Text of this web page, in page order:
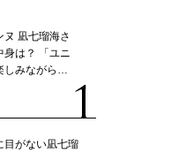
ヌ 凪七瑠海さ
身は？ 「ユニ
しみながら…
目がない凪七瑠